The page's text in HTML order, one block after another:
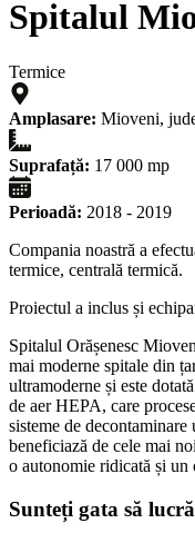
Spitalul
Termice
Amplasare: Mioveni,
Suprafață: 17 000 mp
Perioadă: 2018 - 2019
Compania noastră a
termice, centrală termică.
Proiectul a inclus și
Spitalul Orășenesc
mai moderne spitale din
ultramoderne și este
de aer HEPA, care
sisteme de
beneficiază de cele mai
o autonomie ridicată și un
Sunteți gata să